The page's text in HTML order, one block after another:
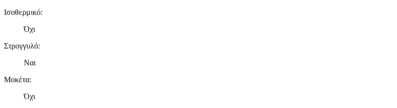
Ισοθερμικό:
Όχι
Στρογγυλό:
Ναι
Μοκέτα:
Όχι